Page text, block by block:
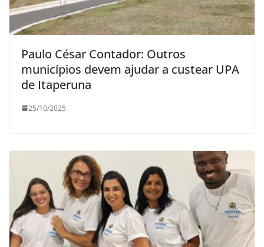
Paulo César Contador: Outros
municípios devem ajudar a custear UPA
de Itaperuna
25/10/2025